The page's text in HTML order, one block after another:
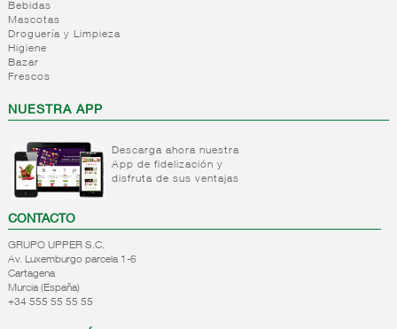
EJEMPLO
Bebidas
Mascotas
Droguería y Limpieza
Higiene
Bazar
Frescos
NUESTRA APP
Descarga ahora nuestra
App de fidelización y
disfruta de sus ventajas
CONTACTO
GRUPO UPPER S.C.
Av. Luxemburgo parcela 1-6
Cartagena
Murcia (España)
+34 555 55 55 55